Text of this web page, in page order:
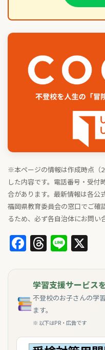
※本ページの情報は作成時点（
した内容です。電話番号・受
合があります。最新情報は各公
福岡県教育委員会の窓口でご確
るため、必ず各自治体にお問い
Facebook
Threads
Line
学習支援サービス
不登校のお子さんの学
ます。
※ 以下はPR・広告です